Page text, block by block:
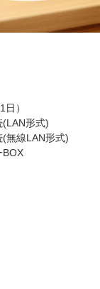
）
(LAN形式)
無線LAN形式)
BOX